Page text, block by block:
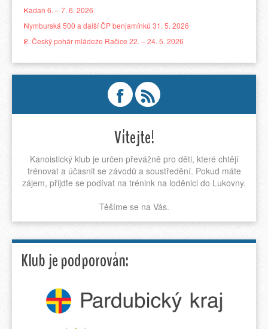
Kadaň 6. – 7. 6. 2026
Nymburská 500 a další ČP benjamínků 31. 5. 2026
2. Český pohár mládeže Račice 22. – 24. 5. 2026
Vítejte!
Kanoistický klub je určen převážně pro děti, které chtějí
trénovat a účasnit se závodů a soustředění. Pokud máte
zájem, přijďte se podívat na trénink na loděnici do Lukovny.
Těšíme se na Vás.
Klub je podporován: